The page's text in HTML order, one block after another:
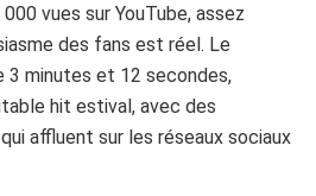
vues sur YouTube, assez
des fans est réel. Le
3 minutes et 12 secondes,
hit estival, avec des
affluent sur les réseaux sociaux